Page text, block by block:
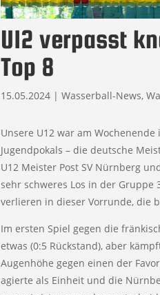
U12 verpasst
Top 8
15.05.2024 |Wasserball-News,
Unsere U12 war am
Jugendpokals – die deutsche
U12 Meister Post SV Nürnberg
sehr schweres Los in der Gruppe
verlieren in dieser Vorrunde, die
Im ersten Spiel gegen die
etwas (0:5 Rückstand), aber
Augenhöhe gegen einen der
agierte als Einheit und die